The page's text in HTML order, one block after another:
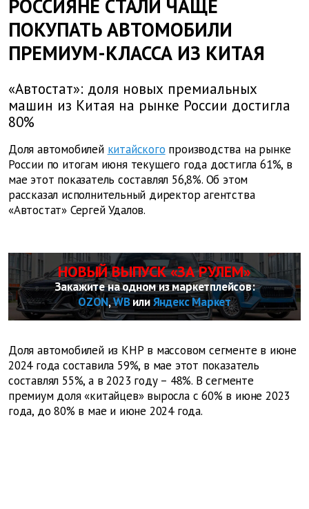
РОССИЯНЕ СТАЛИ ЧАЩЕ
ПОКУПАТЬ АВТОМОБИЛИ
ПРЕМИУМ-КЛАССА ИЗ КИТАЯ
«Автостат»: доля новых премиальных
машин из Китая на рынке России достигла
80%
Доля автомобилей китайского производства на рынке
России по итогам июня текущего года достигла 61%, в
мае этот показатель составлял 56,8%. Об этом
рассказал исполнительный директор агентства
«Автостат» Сергей Удалов.
НОВЫЙ ВЫПУСК «ЗА РУЛЕМ»
Закажите на одном из маркетплейсов:
OZON,WBилиЯндекс Маркет
Доля автомобилей из КНР в массовом сегменте в июне
2024 года составила 59%, в мае этот показатель
составлял 55%, а в 2023 году – 48%. В сегменте
премиум доля «китайцев» выросла с 60% в июне 2023
года, до 80% в мае и июне 2024 года.